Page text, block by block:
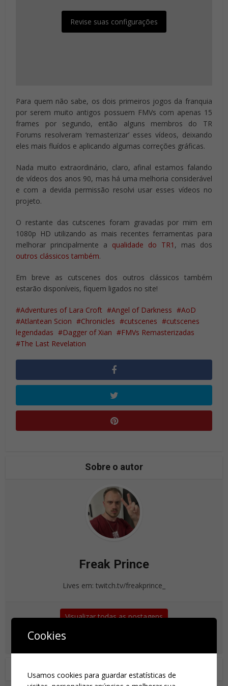
Revise suas configurações
Para quem não sabe, os dois primeiros jogos da franquia
por serem muito antigos possuem FMVs com apenas 15
frames por segundo, então alguns membros do TR
Forums resolveram ‘remasterizar’ esses vídeos, deixando
eles mais fluídos e aplicando algumas correções gráficas.
Nada muito extraordinário, claro, afinal estamos falando
de vídeos dos anos 90, mas há uma melhoria considerável
e com a devida permissão resolvi usar esses vídeos no
projeto.
O restante das cutscenes foram gravadas por mim em
1080p HD utilizando as mais recentes ferramentas para
melhorar principalmente a qualidade do TR1 , mas dos
outros clássicos também.
Em breve as cutscenes dos outros clássicos também
estarão disponíveis, fiquem ligados no site!
Adventures of Lara Croft Angel of Darkness
AoD
Atlantean Scion
Chronicles cutscenes
cutscenes
legendadas
Dagger of Xian
FMVs Remasterizadas
The Last Revelation
Sobre o autor
Freak Prince
Lives em: twitch.tv/freakprince_
Visualizar todas as postagens
Cookies
Usamos cookies para guardar estatísticas de